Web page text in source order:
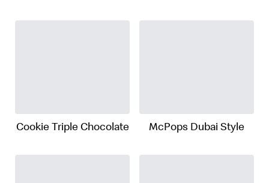
Cookie Triple Chocolate McPops Dubai Style